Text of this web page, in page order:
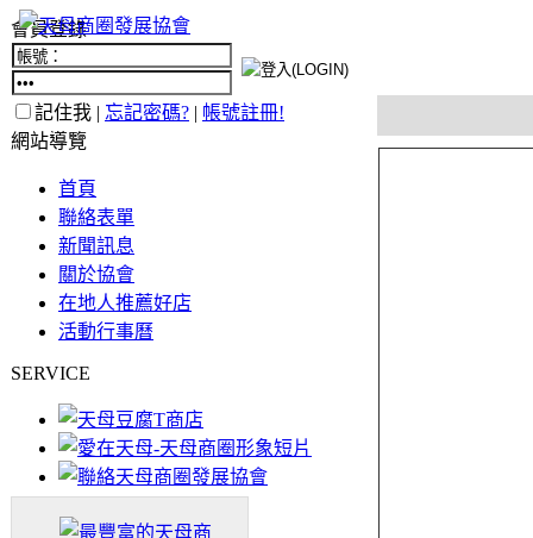
會員登錄
記住我 | 忘記密碼? | 帳號註冊!
網站導覽
首頁
聯絡表單
新聞訊息
關於協會
在地人推薦好店
活動行事曆
SERVICE